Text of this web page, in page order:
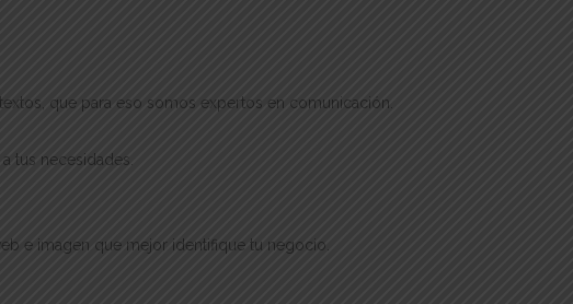
que para eso somos expertos en comunicación.
tus necesidades.
e imagen que mejor identifique tu negocio.